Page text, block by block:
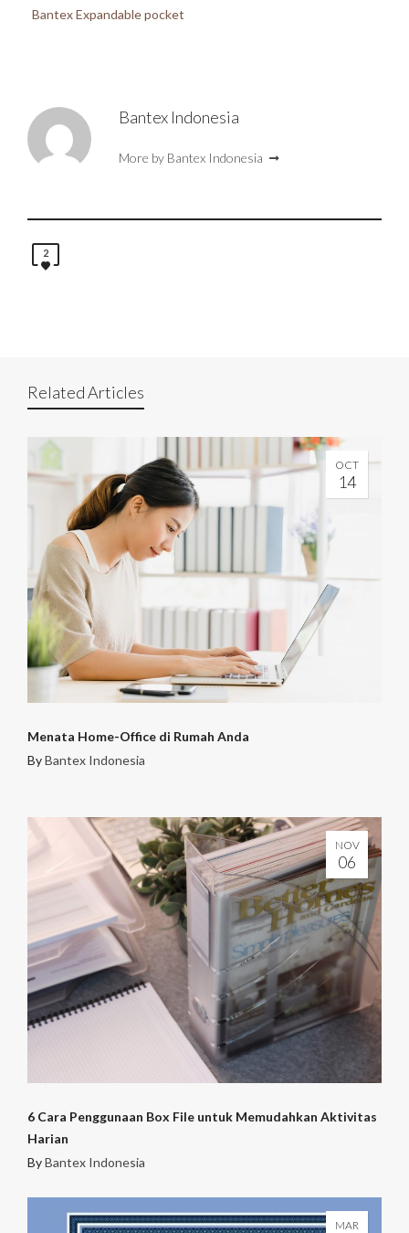
Bantex Expandable pocket
Bantex Indonesia
More by Bantex Indonesia
2
Related Articles
OCT
14
Menata Home-Office di Rumah Anda
ByBantex Indonesia
NOV
06
6 Cara Penggunaan Box File untuk Memudahkan Aktivitas
Harian
ByBantex Indonesia
MAR